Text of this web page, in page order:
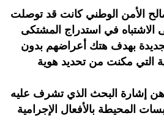
الأمن الوطني كانت قد توصلت
الاشتباه في استدراج المشتكى
بهدف هتك أعراضهم بدون
التي مكنت من تحديد هوية
رهن إشارة البحث الذي تشرف عليه
المحيطة بالأفعال الإجرامية